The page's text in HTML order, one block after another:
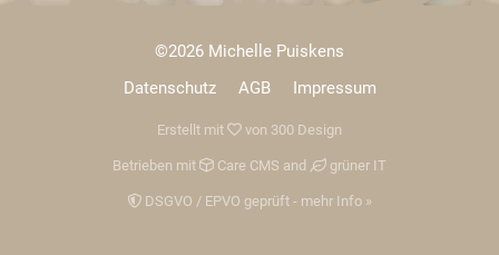
©2026 Michelle Puiskens
Datenschutz
AGB Impressum
Erstellt mit von 300 Design
Betrieben mit Care CMS and grüner IT
DSGVO / EPVO geprüft - mehr Info »